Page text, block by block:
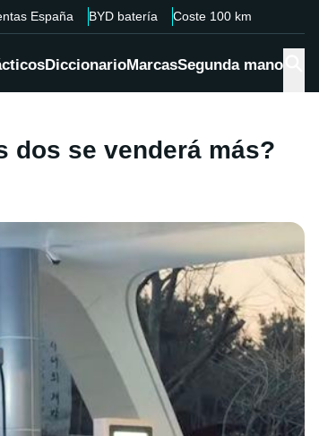
España BYD batería Coste 100 km
DiccionarioMarcasSegunda mano
dos se venderá más?